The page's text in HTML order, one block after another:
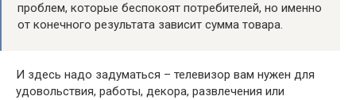
проблем, которые беспокоят потребителей, но именно
от конечного результата зависит сумма товара.
И здесь надо задуматься – телевизор вам нужен для
удовольствия, работы, декора, развлечения или